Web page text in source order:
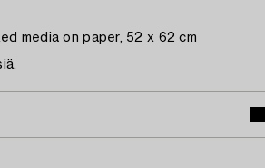
media on paper, 52 x 62 cm